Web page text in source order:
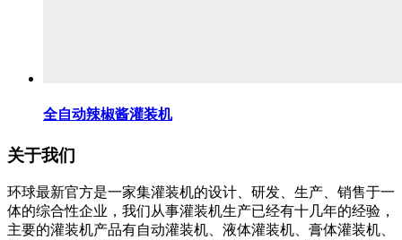
全自动辣椒酱灌装机
关于我们
环球最新官方是一家集灌装机的设计、研发、生产、销售于一
体的综合性企业，我们从事灌装机生产已经有十几年的经验，
主要的灌装机产品有自动灌装机、液体灌装机、膏体灌装机、